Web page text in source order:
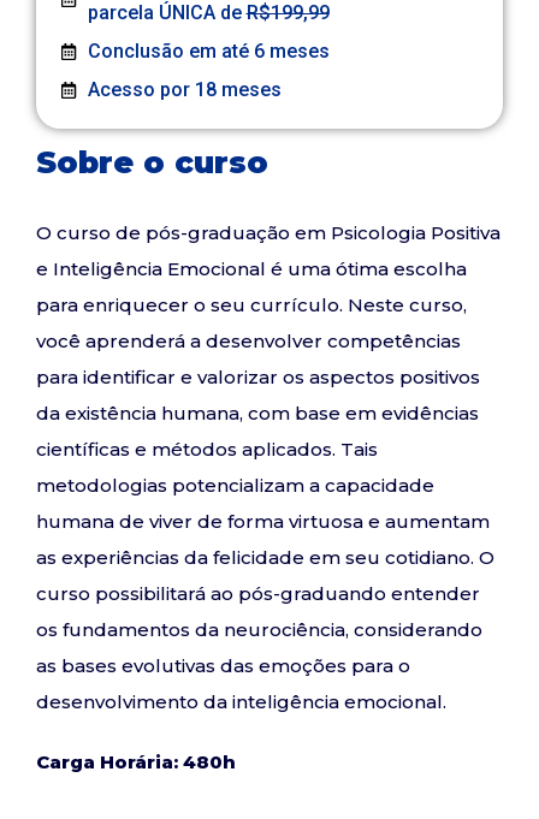
parcela ÚNICA deR$199,99
Conclusão em até 6 meses
Acesso por 18 meses
Sobre o curso
O curso de pós-graduação em Psicologia Positiva
e Inteligência Emocional é uma ótima escolha
para enriquecer o seu currículo. Neste curso,
você aprenderá a desenvolver competências
para identificar e valorizar os aspectos positivos
da existência humana, com base em evidências
científicas e métodos aplicados. Tais
metodologias potencializam a capacidade
humana de viver de forma virtuosa e aumentam
as experiências da felicidade em seu cotidiano. O
curso possibilitará ao pós-graduando entender
os fundamentos da neurociência, considerando
as bases evolutivas das emoções para o
desenvolvimento da inteligência emocional.
Carga Horária: 480h